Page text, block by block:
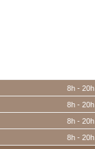
8h - 20h
8h - 20h
8h - 20h
8h - 20h